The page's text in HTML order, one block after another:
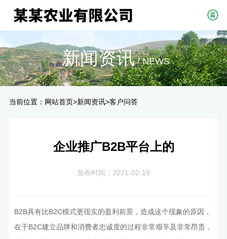
新闻资讯/ NEWS
当前位置： 网站首页>新闻资讯>客户问答
企业推广B2B平台上的
发布时间：2021-02-19
B2B具有比B2C模式更现实的盈利前景，造成这个现象的原因，
在于B2C建立品牌和消费者忠诚度的过程非常艰辛及非常昂贵，